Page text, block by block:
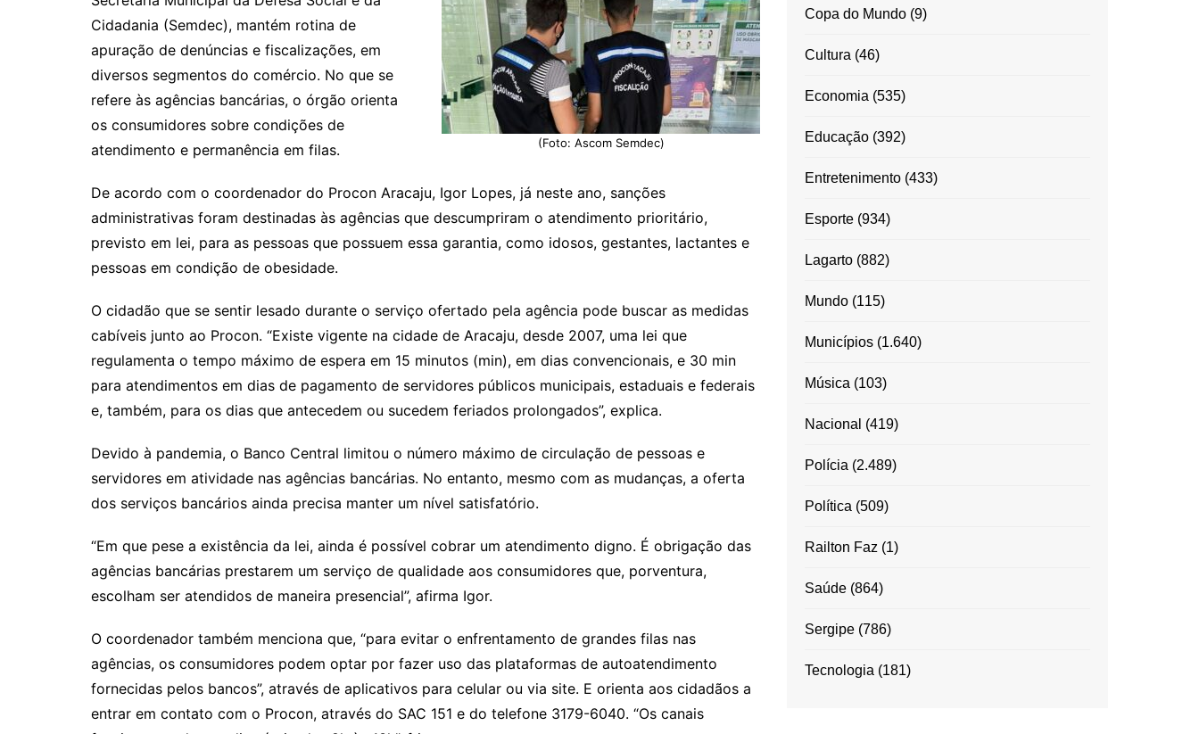
(Foto: Ascom Semdec)
Cidadania (Semdec), mantém rotina de
apuração de denúncias e fiscalizações, em
diversos segmentos do comércio. No que se
refere às agências bancárias, o órgão orienta
os consumidores sobre condições de
atendimento e permanência em filas.
De acordo com o coordenador do Procon Aracaju, Igor Lopes, já neste ano, sanções
administrativas foram destinadas às agências que descumpriram o atendimento prioritário,
previsto em lei, para as pessoas que possuem essa garantia, como idosos, gestantes, lactantes e
pessoas em condição de obesidade.
O cidadão que se sentir lesado durante o serviço ofertado pela agência pode buscar as medidas
cabíveis junto ao Procon. “Existe vigente na cidade de Aracaju, desde 2007, uma lei que
regulamenta o tempo máximo de espera em 15 minutos (min), em dias convencionais, e 30 min
para atendimentos em dias de pagamento de servidores públicos municipais, estaduais e federais
e, também, para os dias que antecedem ou sucedem feriados prolongados”, explica.
Devido à pandemia, o Banco Central limitou o número máximo de circulação de pessoas e
servidores em atividade nas agências bancárias. No entanto, mesmo com as mudanças, a oferta
dos serviços bancários ainda precisa manter um nível satisfatório.
“Em que pese a existência da lei, ainda é possível cobrar um atendimento digno. É obrigação das
agências bancárias prestarem um serviço de qualidade aos consumidores que, porventura,
escolham ser atendidos de maneira presencial”, afirma Igor.
O coordenador também menciona que, “para evitar o enfrentamento de grandes filas nas
agências, os consumidores podem optar por fazer uso das plataformas de autoatendimento
fornecidas pelos bancos”, através de aplicativos para celular ou via site. E orienta aos cidadãos a
entrar em contato com o Procon, através do SAC 151 e do telefone 3179-6040. “Os canais
Copa do Mundo (9)
Cultura (46)
Economia (535)
Educação (392)
Entretenimento (433)
Esporte (934)
Lagarto (882)
Mundo (115)
Municípios (1.640)
Música (103)
Nacional (419)
Polícia (2.489)
Política (509)
Railton Faz (1)
Saúde (864)
Sergipe (786)
Tecnologia (181)